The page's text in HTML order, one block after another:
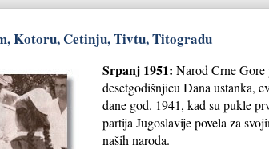
Kotoru, Cetinju, Tivtu, Titogradu
Srpanj 1951: Narod Crne Gore
desetgodišnjicu Dana ustanka,
dane god. 1941, kad su pukle
partija Jugoslavije povela za
naših naroda.